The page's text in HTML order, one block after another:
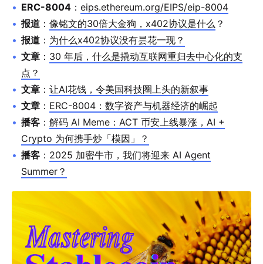
ERC-8004 ： eips.ethereum.org/EIPS/eip-8004
报道 ： 像铭文的30倍大金狗，x402协议是什么 ？
报道 ： 为什么x402协议没有昙花一现？
文章 ： 30 年后，什么是撬动互联网重归去中心化的支
点？
文章 ： 让AI花钱，令美国科技圈上头的新叙事
文章 ： ERC-8004：数字资产与机器经济的崛起
播客 ： 解码 AI Meme：ACT 币安上线暴涨，AI +
Crypto 为何携手炒「模因」？
播客 ： 2025 加密牛市，我们将迎来 AI Agent
Summer？